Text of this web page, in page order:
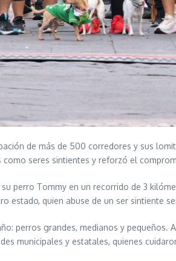
de más de 500 corredores y sus
seres sintientes y reforzó el
perro Tommy en un recorrido de 3
estado, quien abuse de un ser sintiente
perros grandes, medianos y
municipales y estatales, quienes